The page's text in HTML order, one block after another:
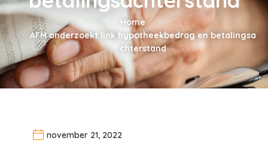
Home
AFM onderzoekt link hypotheekbedrag en betalingsa
chterstand
november 21, 2022